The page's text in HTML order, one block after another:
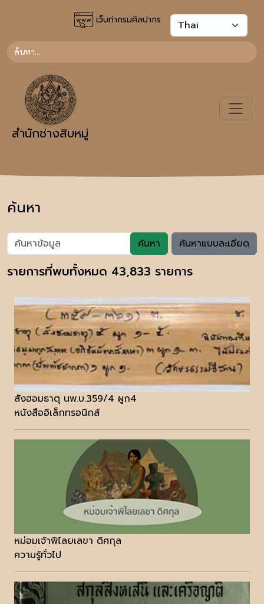
เว็บท่ากรมศิลปากร
สำนักช่างสิบหมู่
ค้นหา
ค้นหา ค้นหาแบบละเอียด
รายการที่พบทั้งหมด 43,833 รายการ
สังฮอมธาตุ นพ.บ.359/4 ผูก4
หนังสืออิเล็กทรอนิกส์
หม่อมเจ้าพิไลยเลขา ดิศกุล
ความรู้ทั่วไป